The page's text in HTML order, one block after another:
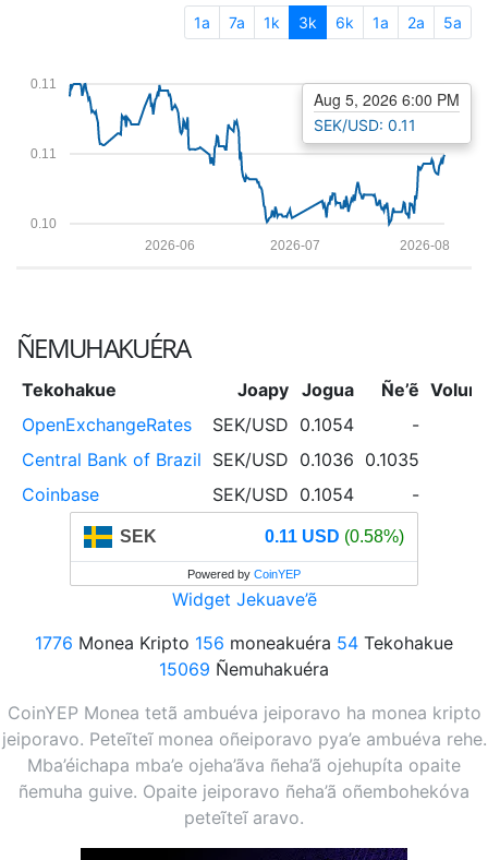
1a 7a 1k 3k 6k 1a 2a 5a
0.10
0.11
0.11
2026-08
2026-07
2026-06
Aug 5, 2026 6:00 PM
SEK/USD: 0.11
ÑEMUHAKUÉRA
Tekohakue Joapy Jogua Ñe’ẽ
OpenExchangeRates
SEK/USD 0.1054
-
Central Bank of Brazil SEK/USD 0.1036 0.1035
Coinbase
SEK/USD 0.1054 -
SEK 0.11 USD (0.58%)
Powered by CoinYEP
Widget Jekuave’ẽ
1776 Monea Kripto 156 moneakuéra 54 Tekohakue
15069 Ñemuhakuéra
CoinYEP Monea tetã ambuéva jeiporavo ha monea kripto
jeiporavo. Peteĩteĩ monea oñeiporavo pya’e ambuéva rehe.
Mba’éichapa mba’e ojeha’ãva ñeha’ã ojehupíta opaite
ñemuha guive. Opaite jeiporavo ñeha’ã oñembohekóva
peteĩteĩ aravo.